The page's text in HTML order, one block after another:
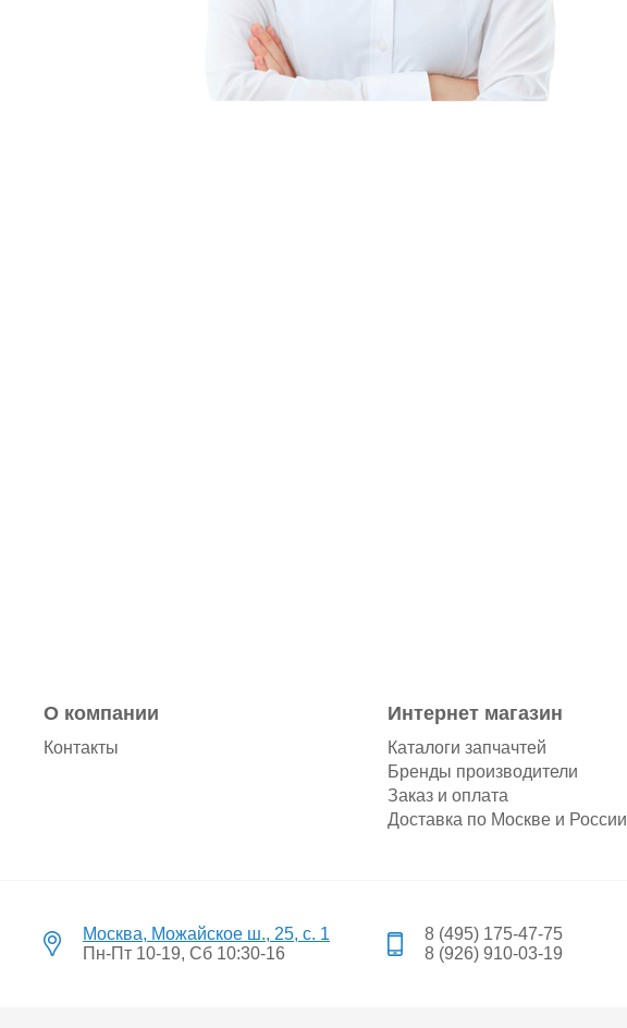
О компании
Контакты
Интернет магазин
Каталоги запчачтей
Бренды производители
Заказ и оплата
Доставка по Москве и России
Москва, Можайское ш., 25, с. 1
Пн-Пт 10-19, Сб 10:30-16
8 (495) 175-47-75
8 (926) 910-03-19